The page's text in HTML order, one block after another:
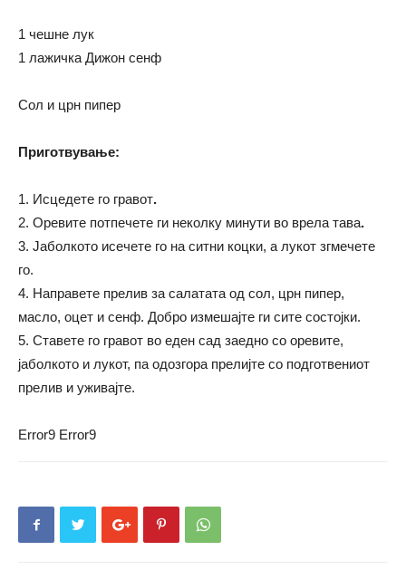
1 чешне лук
1 лажичка Дижон сенф
Сол и црн пипер
Приготвување:
1. Исцедете го гравот.
2. Оревите потпечете ги неколку минути во врела тава.
3. Јаболкото исечете го на ситни коцки, а лукот згмечете
го.
4. Направете прелив за салатата од сол, црн пипер,
масло, оцет и сенф. Добро измешајте ги сите состојки.
5. Ставете го гравот во еден сад заедно со оревите,
јаболкото и лукот, па одозгора прелијте со подготвениот
прелив и уживајте.
Error9 Error9